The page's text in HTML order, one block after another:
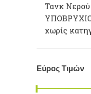
Τανκ
χωρίς
Εύρος Τιμών